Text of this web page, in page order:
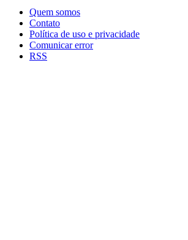
Quem somos
Contato
Política de uso e privacidade
Comunicar error
RSS